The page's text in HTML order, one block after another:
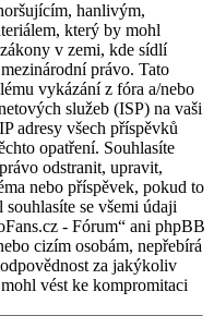
hanlivým,
který by mohl
v zemi, kde sídlí
právo. Tato
vykázání z fóra a/nebo
služeb (ISP) na vaši
adresy všech příspěvků
opatření. Souhlasíte
odstranit, upravit,
nebo příspěvek, pokud to
se všemi údaji
- Fórum“ ani phpBB
cizím osobám, nepřebírá
za jakýkoliv
vést ke kompromitaci